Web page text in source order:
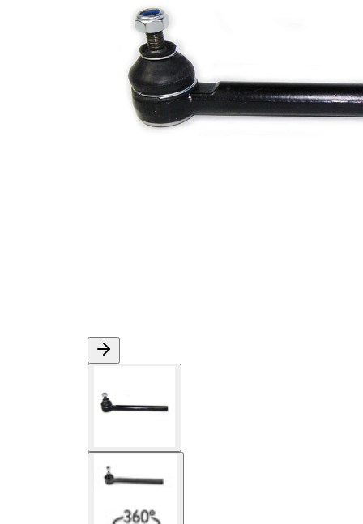
açıklama
sentetik
yağ ile
ölçüsü 1
M10 x